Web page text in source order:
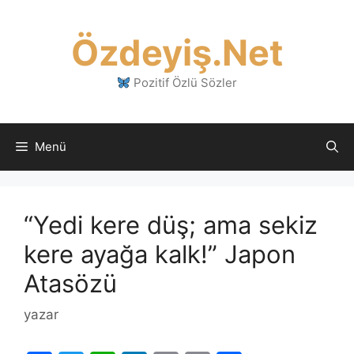
Özdeyiş.Net
Pozitif Özlü Sözler
Menü
“Yedi kere düş; ama sekiz
kere ayağa kalk!” Japon
Atasözü
yazar